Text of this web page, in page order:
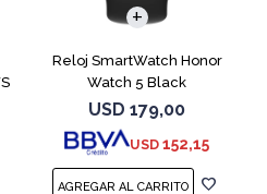
Reloj SmartWatch Honor
Watch 5 Black
USD 179,00
USD 152,15